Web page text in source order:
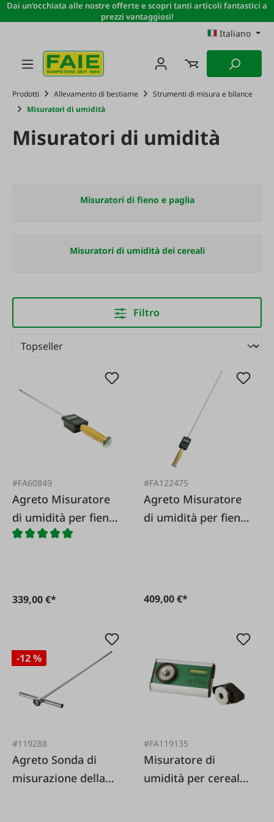
Passa al contenuto principale
Dai un'occhiata alle nostre offerte e scopri tanti articoli fantastici a
prezzi vantaggiosi!
Italiano
Prodotti Allevamento di bestiame
Strumenti di misura e bilance
Misuratori di umidità
Misuratori di umidità
Misuratori di fieno e paglia
Misuratori di umidità dei cereali
Filtro
#FA60849
Agreto Misuratore
di umidità per fieno
e paglia AGRETO
339,00 €*
#FA122475
Agreto Misuratore
di umidità per fieno
409,00 €*
-12 %
#119288
Agreto Sonda di
misurazione della
#FA119135
Misuratore di
umidità per cereali